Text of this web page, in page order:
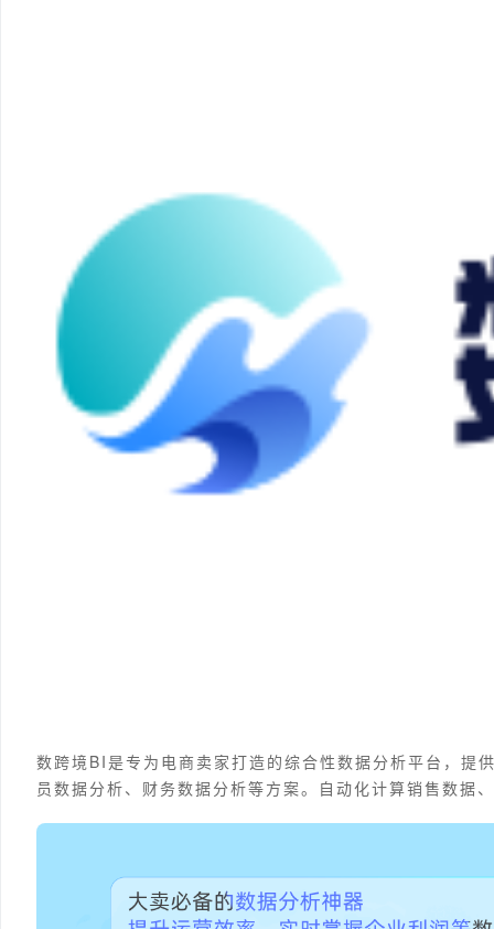
数跨境BI是专为电商卖家打造的综合性数据分析平台，提
员数据分析、财务数据分析等方案。自动化计算销售数据